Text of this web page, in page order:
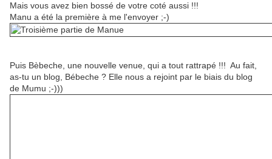
Mais vous avez bien bossé de votre coté aussi !!!
Manu a été la première à me l'envoyer ;-)
Puis Bèbeche, une nouvelle venue, qui a tout rattrapé !!! Au fait,
as-tu un blog, Bébeche ? Elle nous a rejoint par le biais du blog
de Mumu ;-)))